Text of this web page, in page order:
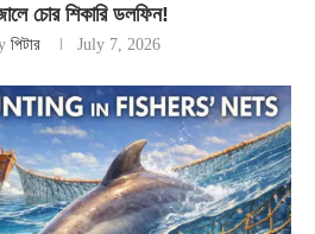
চোর শিকারি ডলফিন!
পিটার July 7, 2026